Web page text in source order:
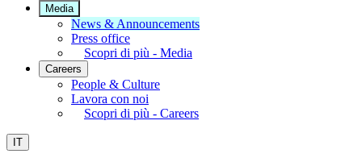
Media
News & Announcements
Press office
Scopri di più - Media
Careers
People & Culture
Lavora con noi
Scopri di più - Careers
IT